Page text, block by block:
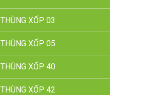
THÙNG XỐP 03
THÙNG XỐP 05
THÙNG XỐP 40
THÙNG XỐP 42